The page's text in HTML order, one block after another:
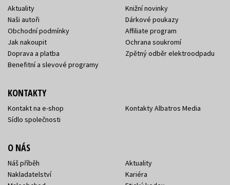
Aktuality
Naši autoři
Obchodní podmínky
Jak nakoupit
Doprava a platba
Benefitní a slevové programy
Knižní novinky
Dárkové poukazy
Affiliate program
Ochrana soukromí
Zpětný odběr elektroodpadu
KONTAKTY
Kontakt na e-shop
Sídlo společnosti
Kontakty Albatros Media
O NÁS
Náš příběh
Nakladatelství
Aktuality
Kariéra